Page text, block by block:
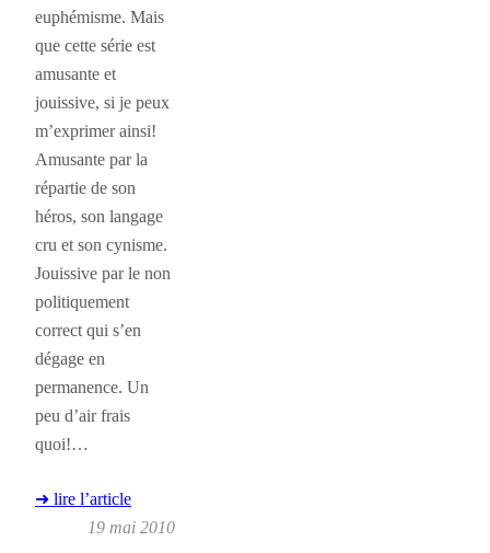
euphémisme. Mais
que cette série est
amusante et
jouissive, si je peux
m’exprimer ainsi!
Amusante par la
répartie de son
héros, son langage
cru et son cynisme.
Jouissive par le non
politiquement
correct qui s’en
dégage en
permanence. Un
peu d’air frais
quoi!…
➜ lire l’article
19 mai 2010